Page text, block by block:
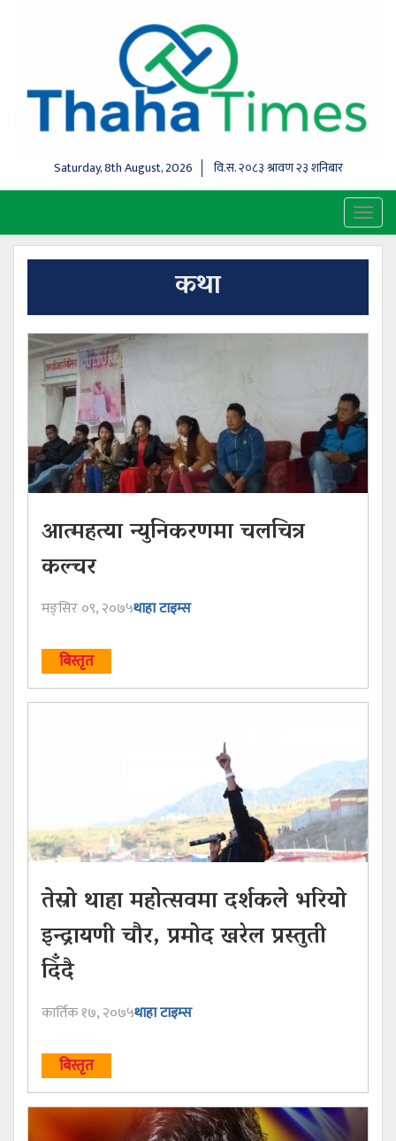
Saturday, 8th August, 2026 वि.स.२०८३ श्रावण २३ शनिबार
कथा
आत्महत्या न्युनिकरणमा चलचित्र
कल्चर
मङ्सिर ०९, २०७५थाहा टाइम्स
बिस्तृत
तेस्रो थाहा महोत्सवमा दर्शकले भरियो
इन्द्रायणी चौर, प्रमोद खरेल प्रस्तुती
दिँदै
कार्तिक १७, २०७५थाहा टाइम्स
बिस्तृत